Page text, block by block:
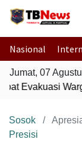
Nasional
Jumat, 07
Evakuasi
Sosok
Presisi
Apresiasi Tinggi